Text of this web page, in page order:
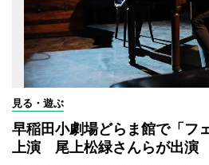
見る・遊ぶ
早稲田小劇場どらま館で「フ
上演 尾上松緑さんらが出演